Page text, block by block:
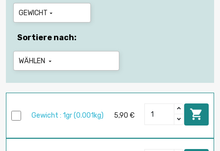
GEWICHT 
Sortiere nach:
WÄHLEN 
Gewicht : 1gr (0.001kg) 5,90 € 